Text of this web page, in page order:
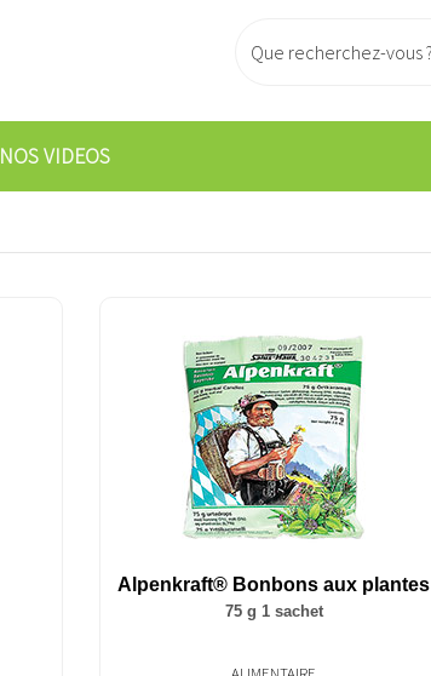
NOS VIDEOS
Alpenkraft® Bonbons aux plantes
75 g 1 sachet
ALIMENTAIRE